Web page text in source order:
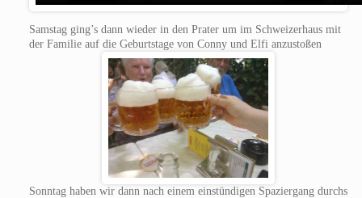
Samstag ging’s dann wieder in den Prater um im Schweizerhaus mit
der Familie auf die Geburtstage von Conny und Elfi anzustoßen
Sonntag haben wir dann nach einem einstündigen Spaziergang durchs